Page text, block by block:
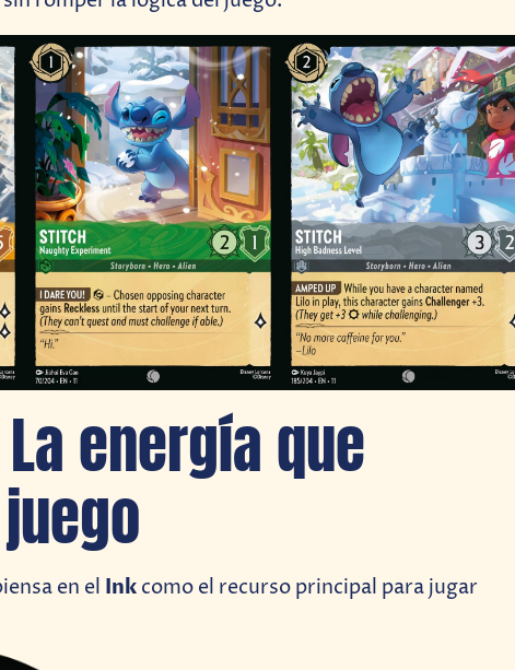
energía que
en el Ink como el recurso principal para jugar